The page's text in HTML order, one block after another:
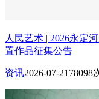
人民艺术 | 2026永定
置作品征集公告
资讯2026-07-21 78098